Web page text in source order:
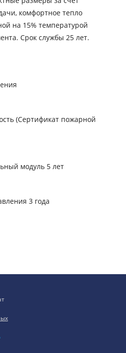
комфортное тепло
на 15% температурой
Срок службы 25 лет.
(Сертификат пожарной
модуль 5 лет
3 года